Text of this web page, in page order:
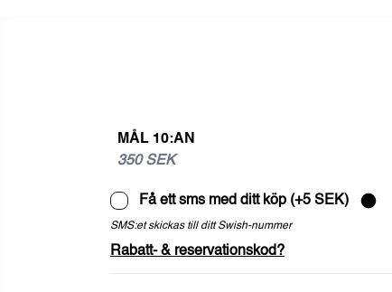
MÅL 10:AN
350 SEK
Få ett sms med ditt köp (+5 SEK)
SMS:et skickas till ditt Swish-nummer
Rabatt- & reservationskod?